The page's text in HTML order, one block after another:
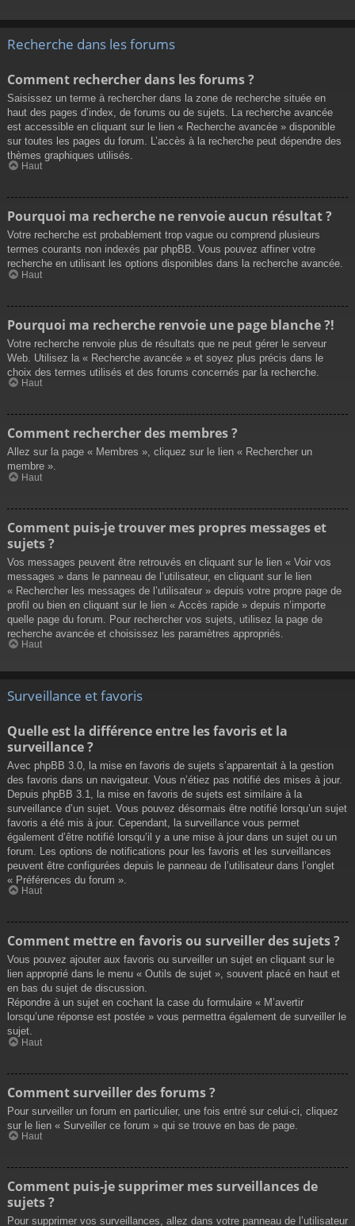
Recherche dans les forums
Comment rechercher dans les forums ?
Saisissez un terme à rechercher dans la zone de recherche située en
haut des pages d’index, de forums ou de sujets. La recherche avancée
est accessible en cliquant sur le lien « Recherche avancée » disponible
sur toutes les pages du forum. L’accès à la recherche peut dépendre des
thèmes graphiques utilisés.
Haut
Pourquoi ma recherche ne renvoie aucun résultat ?
Votre recherche est probablement trop vague ou comprend plusieurs
termes courants non indexés par phpBB. Vous pouvez affiner votre
recherche en utilisant les options disponibles dans la recherche avancée.
Haut
Pourquoi ma recherche renvoie une page blanche ?!
Votre recherche renvoie plus de résultats que ne peut gérer le serveur
Web. Utilisez la « Recherche avancée » et soyez plus précis dans le
choix des termes utilisés et des forums concernés par la recherche.
Haut
Comment rechercher des membres ?
Allez sur la page « Membres », cliquez sur le lien « Rechercher un
membre ».
Haut
Comment puis-je trouver mes propres messages et
sujets ?
Vos messages peuvent être retrouvés en cliquant sur le lien « Voir vos
messages » dans le panneau de l’utilisateur, en cliquant sur le lien
« Rechercher les messages de l’utilisateur » depuis votre propre page de
profil ou bien en cliquant sur le lien « Accès rapide » depuis n’importe
quelle page du forum. Pour rechercher vos sujets, utilisez la page de
recherche avancée et choisissez les paramètres appropriés.
Haut
Surveillance et favoris
Quelle est la différence entre les favoris et la
surveillance ?
Avec phpBB 3.0, la mise en favoris de sujets s’apparentait à la gestion
des favoris dans un navigateur. Vous n’étiez pas notifié des mises à jour.
Depuis phpBB 3.1, la mise en favoris de sujets est similaire à la
surveillance d’un sujet. Vous pouvez désormais être notifié lorsqu’un sujet
favoris a été mis à jour. Cependant, la surveillance vous permet
également d’être notifié lorsqu’il y a une mise à jour dans un sujet ou un
forum. Les options de notifications pour les favoris et les surveillances
peuvent être configurées depuis le panneau de l’utilisateur dans l’onglet
« Préférences du forum ».
Haut
Comment mettre en favoris ou surveiller des sujets ?
Vous pouvez ajouter aux favoris ou surveiller un sujet en cliquant sur le
lien approprié dans le menu « Outils de sujet », souvent placé en haut et
en bas du sujet de discussion.
Répondre à un sujet en cochant la case du formulaire « M’avertir
lorsqu’une réponse est postée » vous permettra également de surveiller le
sujet.
Haut
Comment surveiller des forums ?
Pour surveiller un forum en particulier, une fois entré sur celui-ci, cliquez
sur le lien « Surveiller ce forum » qui se trouve en bas de page.
Haut
Comment puis-je supprimer mes surveillances de
sujets ?
Pour supprimer vos surveillances, allez dans votre panneau de l’utilisateur